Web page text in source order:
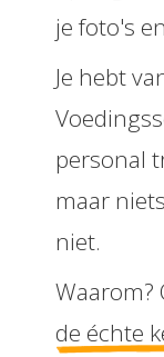
je foto's
Je hebt
personal
maar
niet.
Waarom?
de échte